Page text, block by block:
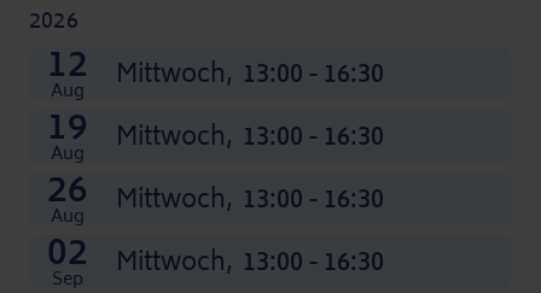
2026
12
Aug Mittwoch, 13:00 - 16:30
19
Aug Mittwoch, 13:00 - 16:30
26
Aug Mittwoch, 13:00 - 16:30
02
Sep Mittwoch, 13:00 - 16:30
07
Okt Mittwoch,
13:00 - 16:30
14
Okt Mittwoch,
13:00 - 16:30
21
Okt Mittwoch,
13:00 - 16:30
28
Okt Mittwoch,
13:00 - 16:30
04
Nov Mittwoch,
13:00 - 16:30
11
Nov Mittwoch,
13:00 - 16:30
18
Nov Mittwoch,
13:00 - 16:30
25
Nov Mittwoch,
13:00 - 16:30
02
Dez Mittwoch,
13:00 - 16:30
09
Dez Mittwoch,
13:00 - 16:30
16
Dez Mittwoch,
13:00 - 16:30
23
Dez Mittwoch,
13:00 - 16:30